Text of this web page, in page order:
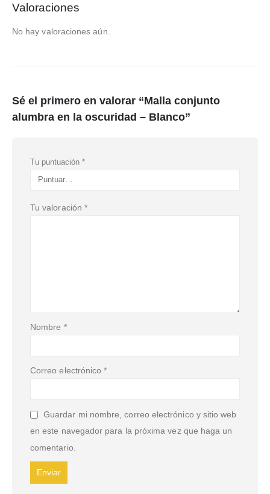
Valoraciones
No hay valoraciones aún.
Sé el primero en valorar “Malla conjunto
alumbra en la oscuridad – Blanco”
Tu puntuación *
Tu valoración *
Nombre *
Correo electrónico*
Guardar mi nombre, correo electrónico y sitio web
en este navegador para la próxima vez que haga un
comentario.